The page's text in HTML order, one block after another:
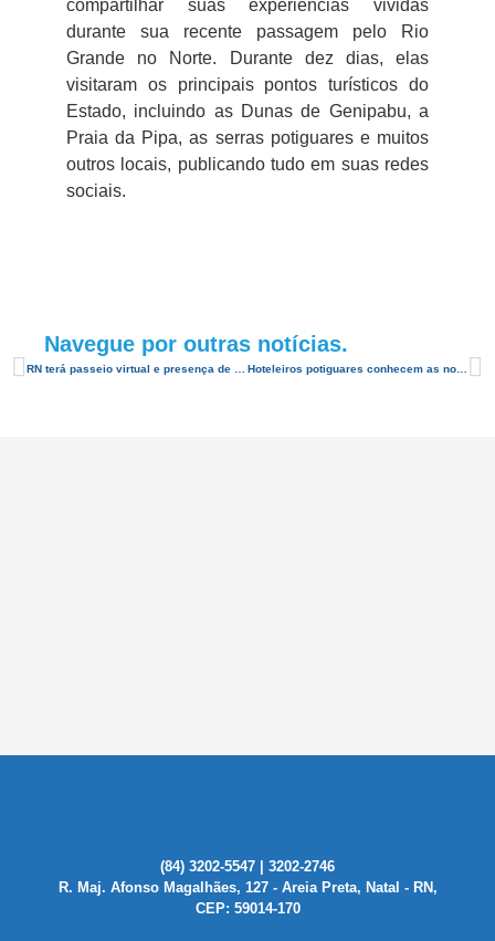
compartilhar suas experiências vividas
durante sua recente passagem pelo Rio
Grande no Norte. Durante dez dias, elas
visitaram os principais pontos turísticos do
Estado, incluindo as Dunas de Genipabu, a
Praia da Pipa, as serras potiguares e muitos
outros locais, publicando tudo em suas redes
sociais.
Navegue por outras notícias.
Hoteleiros potiguares conhecem as novidades do Hiper Feirão Flytour 2018
(84) 3202-5547 | 3202-2746
R. Maj. Afonso Magalhães, 127 - Areia Preta, Natal - RN,
CEP: 59014-170